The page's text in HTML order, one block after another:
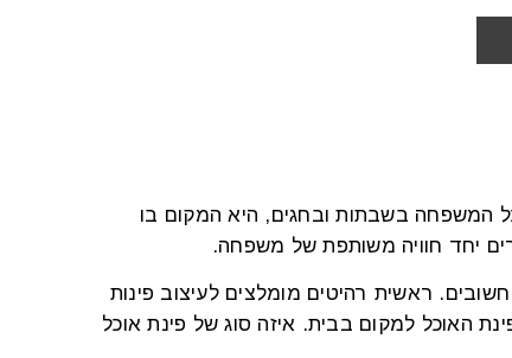
המשפחה בשבתות ובחגים, היא המקום בו
יחד חוויה משותפת של משפחה.
ראשית רהיטים מומלצים לעיצוב פינות
האוכל למקום בבית. איזה סוג של פינת אוכל